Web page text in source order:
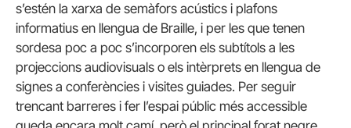
s’estén la xarxa de semàfors acústics i plafons
informatius en llengua de Braille, i per les que tenen
sordesa poc a poc s’incorporen els subtítols a les
projeccions audiovisuals o els intèrprets en llengua de
signes a conferències i visites guiades. Per seguir
trencant barreres i fer l’espai públic més accessible